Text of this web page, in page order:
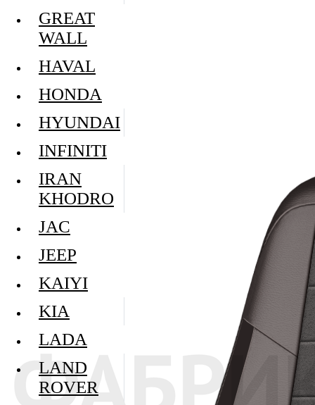
GREAT
WALL
HAVAL
HONDA
HYUNDAI
INFINITI
IRAN
KHODRO
JAC
JEEP
KAIYI
KIA
LADA
LAND
ROVER